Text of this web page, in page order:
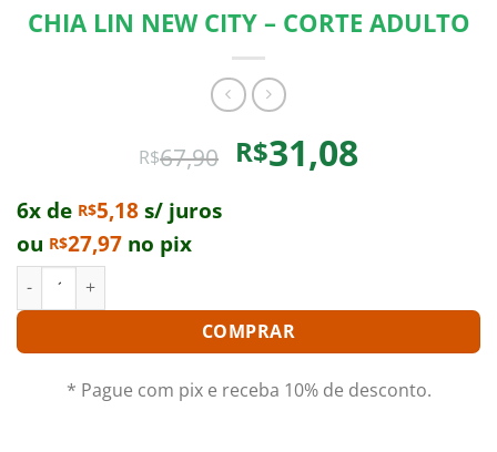
CHIA LIN NEW CITY – CORTE ADULTO
R$67,90 O
preço
R$31,08O
preço
6x de R$5,18s/ juros
ou R$27,97 no pix
CHIA LIN NEW CITY - CORTE ADULTO quantidade
COMPRAR
* Pague com pix e receba 10% de desconto.